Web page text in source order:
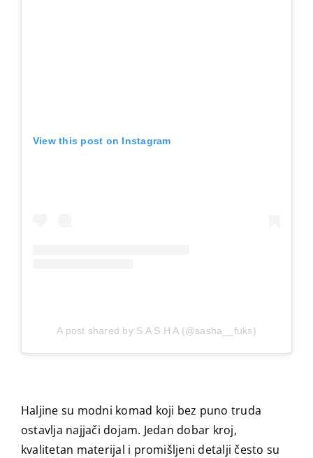
View this post on Instagram
A post shared by S A S H A (@sasha__fuks)
Haljine su modni komad koji bez puno truda
ostavlja najjači dojam. Jedan dobar kroj,
kvalitetan materijal i promišljeni detalji često su